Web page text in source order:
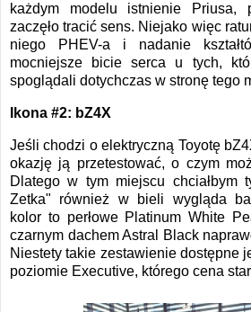
każdym modelu istnienie Priusa,
zaczęło tracić sens. Niejako więc
niego PHEV-a i nadanie
mocniejsze bicie serca u tych,
spoglądali dotychczas w stronę tego
Ikona #2: bZ4X
Jeśli chodzi o elektryczną Toyotę
okazję ją przetestować, o czym
Dlatego w tym miejscu chciałbym
Zetka" również w bieli wygląda
kolor to perłowe Platinum White
czarnym dachem Astral Black
Niestety takie zestawienie dostępne
poziomie Executive, którego cena